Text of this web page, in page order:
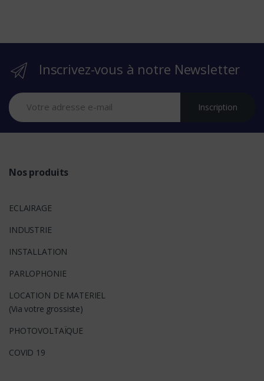
r
Inscrivez-vous à notre Newsletter
Inscription
Nos produits
ECLAIRAGE
INDUSTRIE
INSTALLATION
PARLOPHONIE
LOCATION DE MATERIEL
(Via votre grossiste)
PHOTOVOLTAÏQUE
COVID 19